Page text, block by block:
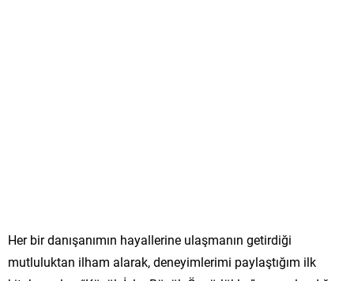
Her bir danışanımın hayallerine ulaşmanın getirdiği
mutluluktan ilham alarak, deneyimlerimi paylaştığım ilk